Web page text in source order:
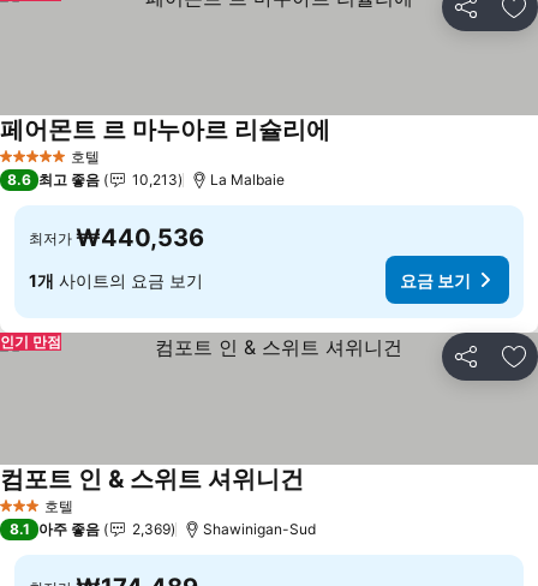
공유 즐
5 성급 호텔
페어몬트 르 마누아르 리슐리에
8.6 최고 좋음 10,213 La Malbaie
최저가 ₩440,536
1개 사이트의 요금 보기 요금 보기
공유 즐
인기 만점
3 성급 호텔
컴포트 인 & 스위트 셔위니건
8.1 아주 좋음 2,369 Shawinigan-Sud